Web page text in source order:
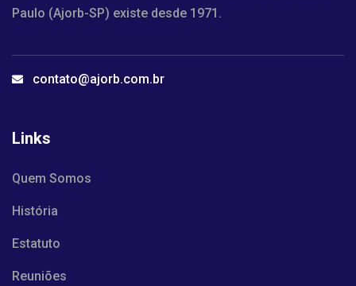
Paulo (Ajorb-SP) existe desde 1971.
contato@ajorb.com.br
Links
Quem Somos
História
Estatuto
Reuniões